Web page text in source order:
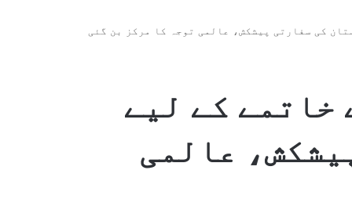
کی سفارتی پیشکش، عالمی توجہ کا مرکز بن گئی
خاتمے کے لیے
عالمی